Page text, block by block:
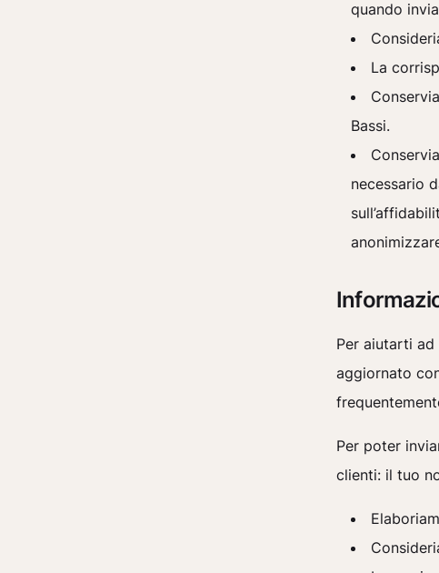
quando
La
Bassi.
necessario
Per aiutarti ad
aggiornato
Per poter
clienti: il tuo